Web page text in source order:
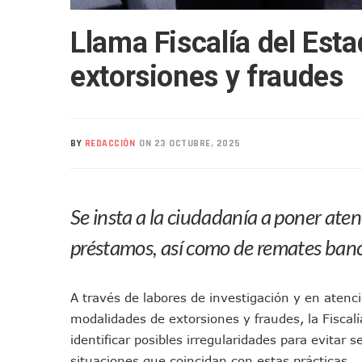
Mueren Cuatro Personas
Bruno Blancas Lleva El
Liberan 180 Crías De
Puerto Vallarta Participa
Realizan Operativo
Voces Del Orgullo
Partido Verde Conforma Su
En Vallarta, Todos Los
Centro De Autismo Es Un
Lluvias Y Oleaje Elevado
Llama Fiscalía del
extorsiones y fraudes
BY REDACCIÓN ON 23 OCTUBRE, 2025
Se insta a la ciudadanía a poner
préstamos, así como de remates
A través de labores de investigación y en
modalidades de extorsiones y fraudes, la
identificar posibles irregularidades para evitar